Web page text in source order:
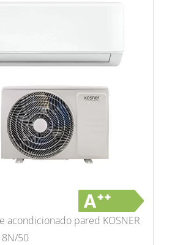
acondicionado pared KOSNER
50